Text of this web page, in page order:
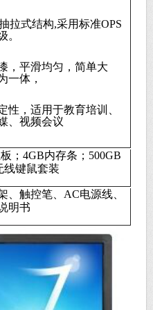
拉式结构,采用标准OPS
。
，平滑均匀，简单大
一体，
，适用于教育培训、
、视频会议
；4GB内存条；500GB
线键鼠套装
、触控笔、AC电源线、
明书